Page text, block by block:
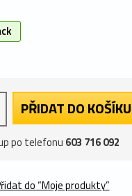
PŘIDAT DO KOŠÍKU
po telefonu 603 716 092
do “Moje produkty”